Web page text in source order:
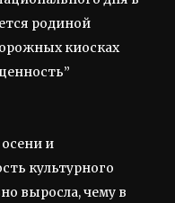
родиной
киосках
и
культурного
выросла, чему в